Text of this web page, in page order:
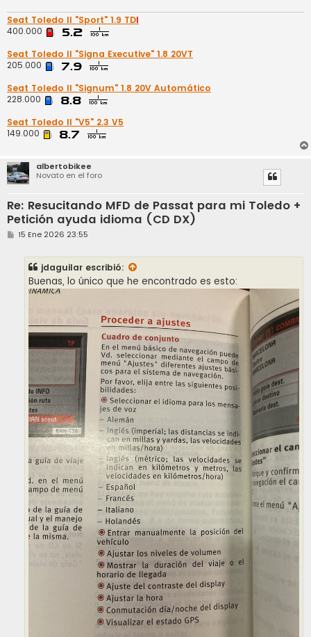
Seat Toledo II "Sport" 1.9 TDI
400.000
Seat Toledo II "Signa Executive" 1.8 20VT
205.000
Seat Toledo II "Signum" 1.8 20V Automático
228.000
Seat Toledo II "V5" 2.3 V5
149.000
albertobikee
Novato en el foro
Re: Resucitando MFD de Passat para mi Toledo +
Petición ayuda idioma (CD DX)
M
15 Ene 2026 23:55
jdaguilar escribió:
Buenas, lo único que he encontrado es esto: